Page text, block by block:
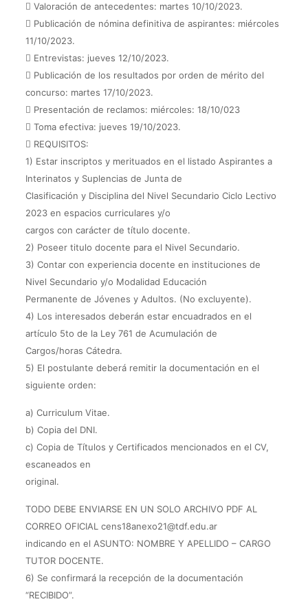
 Valoración de antecedentes: martes 10/10/2023.
 Publicación de nómina definitiva de aspirantes: miércoles
11/10/2023.
 Entrevistas: jueves 12/10/2023.
 Publicación de los resultados por orden de mérito del
concurso: martes 17/10/2023.
 Presentación de reclamos: miércoles: 18/10/023
 Toma efectiva: jueves 19/10/2023.
 REQUISITOS:
1) Estar inscriptos y merituados en el listado Aspirantes a
Interinatos y Suplencias de Junta de
Clasificación y Disciplina del Nivel Secundario Ciclo Lectivo
2023 en espacios curriculares y/o
cargos con carácter de título docente.
2) Poseer titulo docente para el Nivel Secundario.
3) Contar con experiencia docente en instituciones de
Nivel Secundario y/o Modalidad Educación
Permanente de Jóvenes y Adultos. (No excluyente).
4) Los interesados deberán estar encuadrados en el
artículo 5to de la Ley 761 de Acumulación de
Cargos/horas Cátedra.
5) El postulante deberá remitir la documentación en el
siguiente orden:
a) Curriculum Vitae.
b) Copia del DNI.
c) Copia de Títulos y Certificados mencionados en el CV,
escaneados en
original.
TODO DEBE ENVIARSE EN UN SOLO ARCHIVO PDF AL
CORREO OFICIAL cens18anexo21@tdf.edu.ar
indicando en el ASUNTO: NOMBRE Y APELLIDO – CARGO
TUTOR DOCENTE.
6) Se confirmará la recepción de la documentación
“RECIBIDO”.